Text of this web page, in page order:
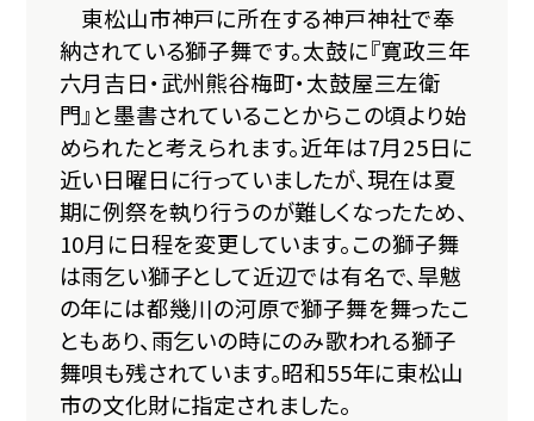
東松山市神戸に所在する神戸神社で奉
納されている獅子舞です。太鼓に『寛政三年
六月吉日・武州熊谷梅町・太鼓屋三左衛
門』と墨書されていることからこの頃より始
められたと考えられます。近年は7月25日に
近い日曜日に行っていましたが、現在は夏
期に例祭を執り行うのが難しくなったため、
10月に日程を変更しています。この獅子舞
は雨乞い獅子として近辺では有名で、旱魃
の年には都幾川の河原で獅子舞を舞ったこ
ともあり、雨乞いの時にのみ歌われる獅子
舞唄も残されています。昭和55年に東松山
市の文化財に指定されました。